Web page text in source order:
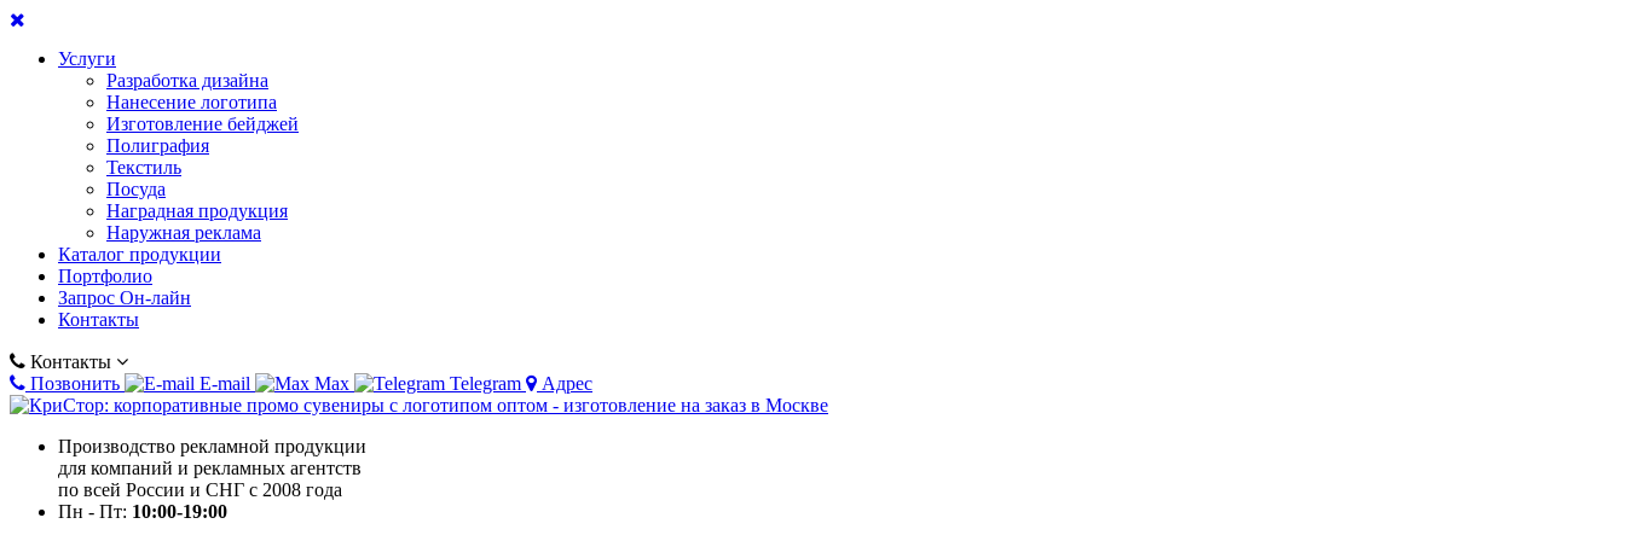
Услуги
Разработка дизайна
Нанесение логотипа
Изготовление бейджей
Полиграфия
Текстиль
Посуда
Наградная продукция
Наружная реклама
Каталог продукции
Портфолио
Запрос Он-лайн
Контакты
Контакты
Позвонить
E-mail Max Telegram Адрес
Производство рекламной продукции
для компаний и рекламных агентств
по всей России и СНГ с 2008 года
Пн - Пт: 10:00-19:00